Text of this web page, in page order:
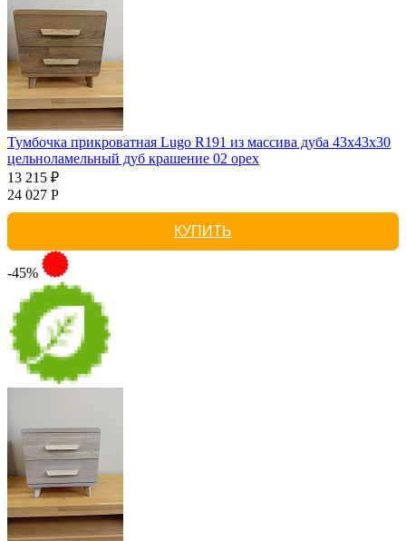
Тумбочка прикроватная Lugo R191 из массива дуба 43х43х30
цельноламельный дуб крашение 02 орех
13 215 ₽
24 027 Р
КУПИТЬ
-45%